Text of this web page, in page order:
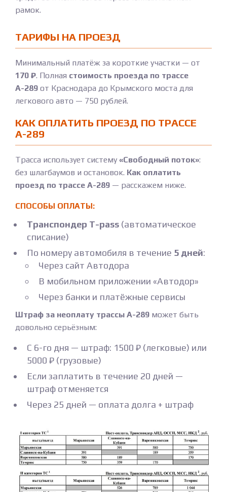
рамок.
ТАРИФЫ НА ПРОЕЗД
Минимальный платёж за короткие участки — от
170 ₽. Полная стоимость проезда по трассе
А-289 от Краснодара до Крымского моста для
легкового авто — 750 рублей.
КАК ОПЛАТИТЬ ПРОЕЗД ПО ТРАССЕ
А-289
Трасса использует систему «Свободный поток»:
без шлагбаумов и остановок. Как оплатить
проезд по трассе А-289 — расскажем ниже.
СПОСОБЫ ОПЛАТЫ:
Транспондер T-pass (автоматическое
списание)
По номеру автомобиля в течение 5 дней:
Через сайт Автодора
В мобильном приложении «Автодор»
Через банки и платёжные сервисы
Штраф за неоплату трассы А-289 может быть
довольно серьёзным:
С 6-го дня — штраф: 1500 ₽ (легковые) или
5000 ₽ (грузовые)
Если заплатить в течение 20 дней —
штраф отменяется
Через 25 дней — оплата долга + штраф